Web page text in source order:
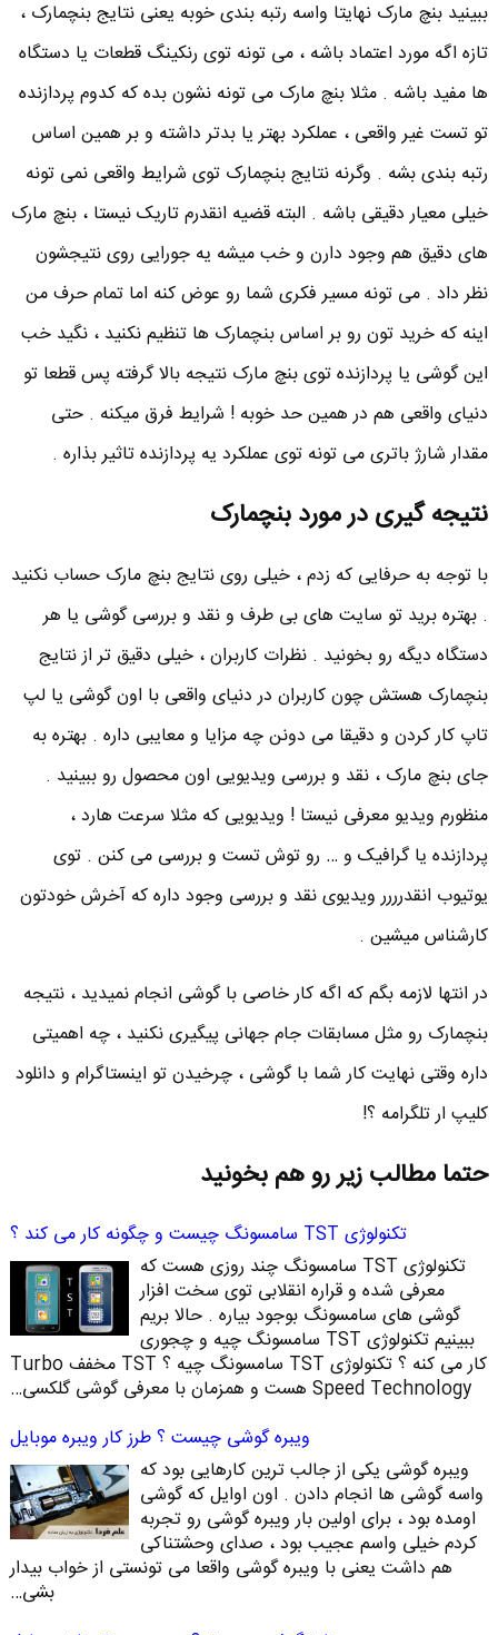
ببینید بنچ مارک نهایتا واسه رتبه بندی خوبه یعنی نتایج بنچمارک ،
تازه اگه مورد اعتماد باشه ، می تونه توی رنکینگ قطعات یا دستگاه
ها مفید باشه . مثلا بنچ مارک می تونه نشون بده که کدوم پردازنده
تو تست غیر واقعی ، عملکرد بهتر یا بدتر داشته و بر همین اساس
رتبه بندی بشه . وگرنه نتایج بنچمارک توی شرایط واقعی نمی تونه
خیلی معیار دقیقی باشه . البته قضیه انقدرم تاریک نیستا ، بنچ مارک
های دقیق هم وجود دارن و خب میشه یه جورایی روی نتیجشون
نظر داد . می تونه مسیر فکری شما رو عوض کنه اما تمام حرف من
اینه که خرید تون رو بر اساس بنچمارک ها تنظیم نکنید ، نگید خب
این گوشی یا پردازنده توی بنچ مارک نتیجه بالا گرفته پس قطعا تو
دنیای واقعی هم در همین حد خوبه ! شرایط فرق میکنه . حتی
مقدار شارژ باتری می تونه توی عملکرد یه پردازنده تاثیر بذاره .
نتیجه گیری در مورد بنچمارک
با توجه به حرفایی که زدم ، خیلی روی نتایج بنچ مارک حساب نکنید
. بهتره برید تو سایت های بی طرف و نقد و بررسی گوشی یا هر
دستگاه دیگه رو بخونید . نظرات کاربران ، خیلی دقیق تر از نتایج
بنچمارک هستش چون کاربران در دنیای واقعی با اون گوشی یا لپ
تاپ کار کردن و دقیقا می دونن چه مزایا و معایبی داره . بهتره به
جای بنچ مارک ، نقد و بررسی ویدیویی اون محصول رو ببینید .
منظورم ویدیو معرفی نیستا ! ویدیویی که مثلا سرعت هارد ،
پردازنده یا گرافیک و … رو توش تست و بررسی می کنن . توی
یوتیوب انقدرررر ویدیوی نقد و بررسی وجود داره که آخرش خودتون
کارشناس میشین .
در انتها لازمه بگم که اگه کار خاصی با گوشی انجام نمیدید ، نتیجه
بنچمارک رو مثل مسابقات جام جهانی پیگیری نکنید ، چه اهمیتی
داره وقتی نهایت کار شما با گوشی ، چرخیدن تو اینستاگرام و دانلود
کلیپ ار تلگرامه ؟!
حتما مطالب زیر رو هم بخونید
تکنولوژی TST سامسونگ چیست و چگونه کار می کند ؟
تکنولوژی TST سامسونگ چند روزی هست که
معرفی شده و قراره انقلابی توی سخت افزار
گوشی های سامسونگ بوجود بیاره . حالا بریم
ببینیم تکنولوژی TST سامسونگ چیه و چجوری
کار می کنه ؟ تکنولوژی TST سامسونگ چیه ؟ TST مخفف Turbo
Speed Technology هست و همزمان با معرفی گوشی گلکسی…
ویبره گوشی چیست ؟ طرز کار ویبره موبایل
ویبره گوشی یکی از جالب ترین کارهایی بود که
واسه گوشی ها انجام دادن . اون اوایل که گوشی
اومده بود ، برای اولین بار ویبره گوشی رو تجربه
کردم خیلی واسم عجیب بود ، صدای وحشتناکی
هم داشت یعنی با ویبره گوشی واقعا می تونستی از خواب بیدار
بشی…